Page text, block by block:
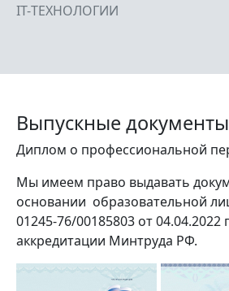
IT-ТЕХНОЛОГИИ
Выпускные документы
Диплом о профессиональной
Мы имеем право выдавать
основании образовательной
01245-76/00185803 от 04.04.2022
аккредитации Минтруда РФ.